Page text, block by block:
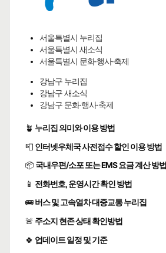
서울특별시 누리집
서울특별시 새소식
서울특별시 문화·행사·축제
강남구 누리집
강남구 새소식
강남구 문화·행사·축제
🪴 누리집 의미와 이용 방법
📮 인터넷우체국 사전접수 할인 이용 방법
📦 국내우편/소포 또는 EMS 요금 계산 방법
📱 전화번호, 운영시간 확인 방법
🚌버스 및 고속열차 대중교통 누리집
🚨 주소지 현존 상태 확인방법
🍀 업데이트 일정 및 기준